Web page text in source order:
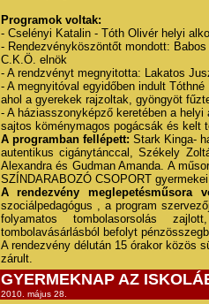
Programok voltak:
- Cselényi Katalin - Tóth Olivér helyi
- Rendezvényköszöntőt mondott:
C.K.Ö. elnök
- A rendzvényt megnyitotta: Lakatos
- A megnyitóval egyidőben indult
ahol a gyerekek rajzoltak, gyöngyöt
- A háziasszonyképző keretében a
sajtos köménymagos pogácsák és
A programban fellépett: Stark Kinga-
autentikus cigánytánccal, Székely
Alexandra és Gudman Amanda. A
SZÍNDARABOZÓ CSOPORT
A rendezvény meglepetésműsora
szociálpedagógus , a program
folyamatos tombolasorsolás
tombolavásárlásból befolyt
A rendezvény délután 15 órakor közös
zárult.
GYERMEKNAP AZ
2010. május 28.